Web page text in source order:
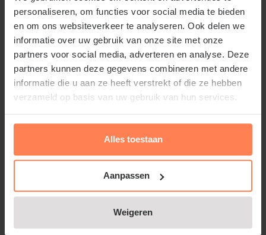
personaliseren, om functies voor social media te bieden
en om ons websiteverkeer te analyseren. Ook delen we
informatie over uw gebruik van onze site met onze
partners voor social media, adverteren en analyse. Deze
partners kunnen deze gegevens combineren met andere
informatie die u aan ze heeft verstrekt of die ze hebben
verzameld op basis van uw gebruik van hun services.
Alles toestaan
Aanpassen
Weigeren
Standplaats Vaccinium corymbosum
'Bluetta'
Vaccinium corymbosum 'Bluetta' staat het liefst in
de volle zon in een vochthoudende, doorlaatbare
bodem. Strooi in het voorjaar turf rond de voet van
de plant; dit beschermt tegen uitdroging en zorgt
voor een enigszins zuur milieu.
Vaccinium corymbosum 'Bluetta'
snoeien en onderhouden
Snoei in het voorjaar oude, verhoute takken flink